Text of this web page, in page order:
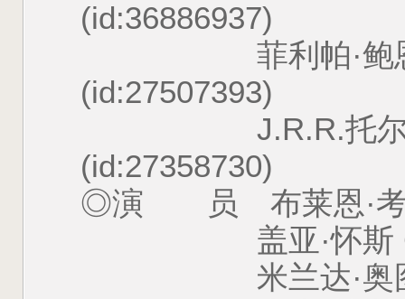
(id:36886937)
菲利帕·鲍恩斯
(id:27507393)
J.R.R.托尔金
(id:27358730)
◎演 员 布莱恩·考克
盖亚·怀斯 Gaia
米兰达·奥图